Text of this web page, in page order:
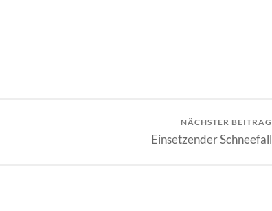
NÄCHSTER BEITRAG
Einsetzender Schneefall